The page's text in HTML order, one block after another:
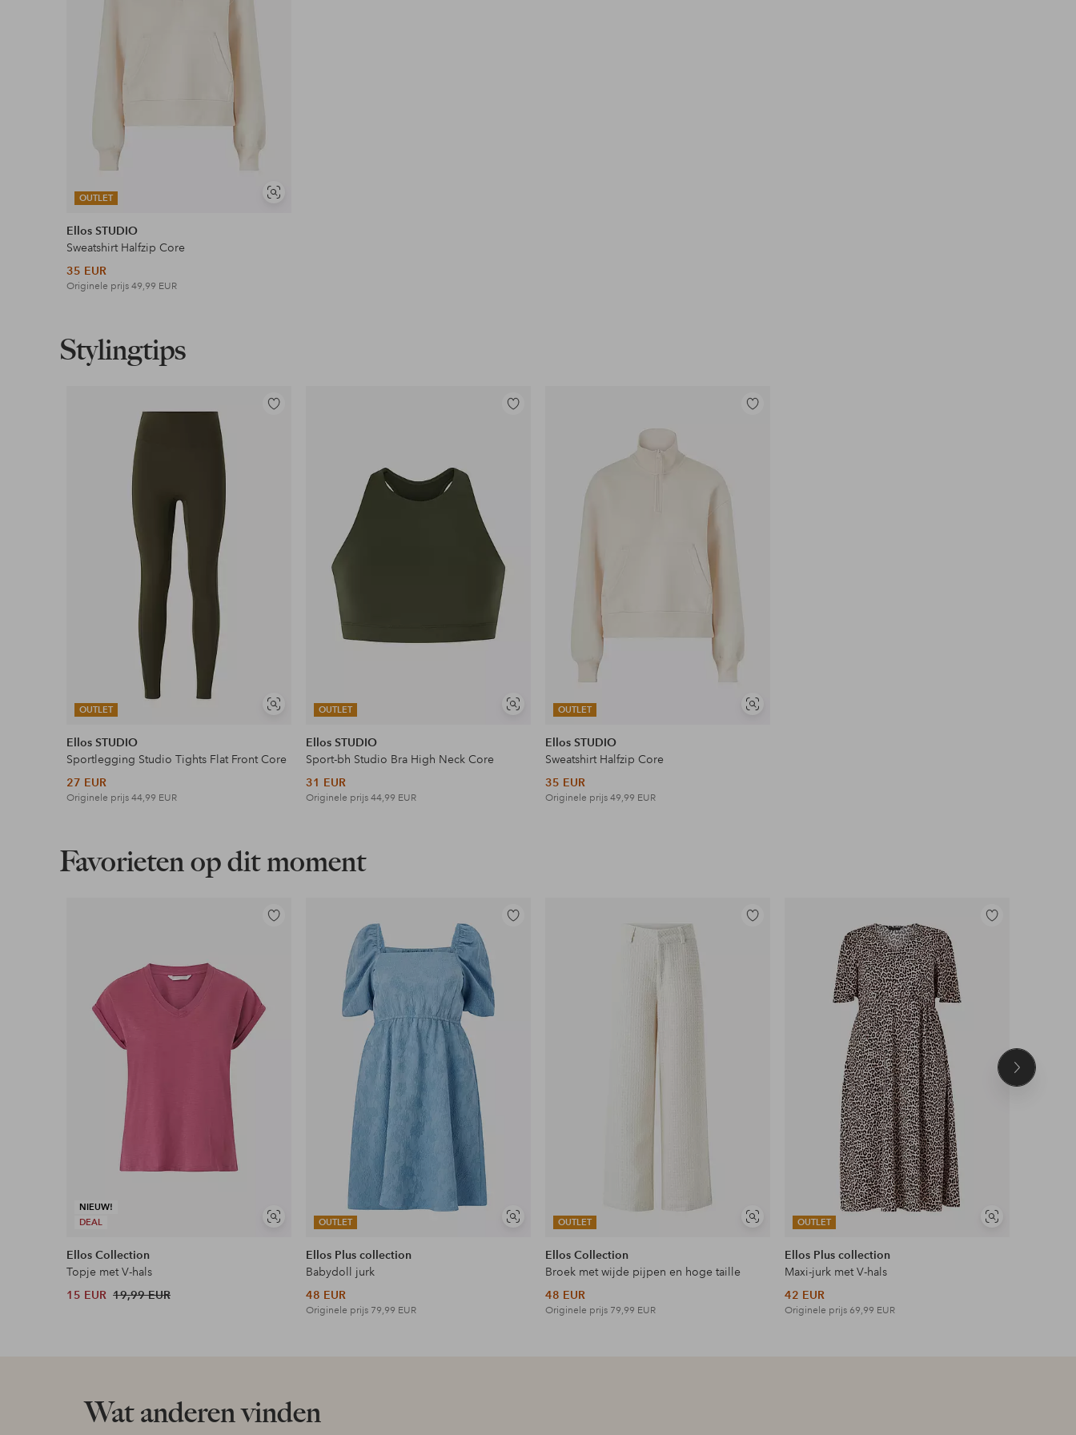
OUTLET
Soortgelijke
Ellos STUDIO
Sweatshirt Halfzip Core
35 EUR
Originele prijs49,99 EUR
Stylingtips
OUTLET
Soortgelijke
Toevoegen
Ellos STUDIO
Sportlegging Studio Tights Flat Front Core
27 EUR
Originele prijs44,99 EUR
OUTLET
Soortgelijke
Toevoegen
Ellos STUDIO
Sport-bh Studio Bra High Neck Core
31 EUR
Originele prijs44,99 EUR
OUTLET
Soortgelijke
Toevoegen
Ellos STUDIO
Sweatshirt Halfzip Core
35 EUR
Originele prijs49,99 EUR
Favorieten op dit moment
NIEUW!
DEAL
Soortgelijke
Toevoegen
Ellos Collection
Topje met V-hals
15 EUR 19,99 EUR
OUTLET
Soortgelijke
Toevoegen
Ellos Plus collection
Babydoll jurk
48 EUR
Originele prijs 79,99 EUR
OUTLET
Soortgelijke
Toevoegen
Ellos Collection
Broek met wijde pijpen en hoge taille
48 EUR
Originele prijs 79,99 EUR
OUTLET
Soortgelijke
Toevoegen
Ellos Plus collection
Maxi-jurk met V-hals
42 EUR
Originele prijs 69,99 EUR
Volgend
Wat anderen vinden